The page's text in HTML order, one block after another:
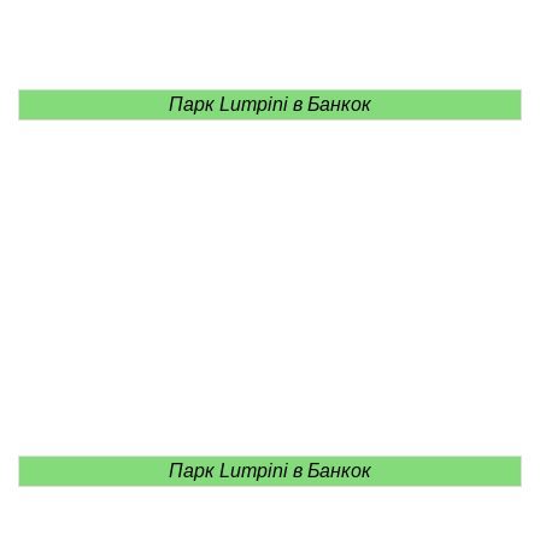
Парк Lumpini в Банкок
Парк Lumpini в Банкок